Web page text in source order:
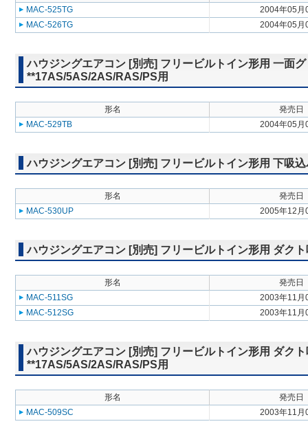
MAC-525TG
2004年05月
MAC-526TG
2004年05月
ハウジングエアコン [別売] フリービルトイン形用 一面
**17AS/5AS/2AS/RAS/PS用
形名
発売日
MAC-529TB
2004年05月
ハウジングエアコン [別売] フリービルトイン形用 下
形名
発売日
MAC-530UP
2005年12月
ハウジングエアコン [別売] フリービルトイン形用 ダク
形名
発売日
MAC-511SG
2003年11月
MAC-512SG
2003年11月
ハウジングエアコン [別売] フリービルトイン形用 ダク
**17AS/5AS/2AS/RAS/PS用
形名
発売日
MAC-509SC
2003年11月